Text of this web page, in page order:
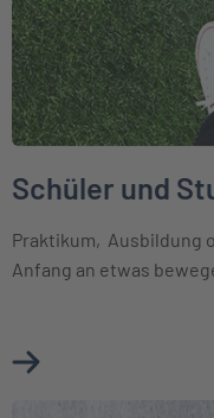
Schüler und
Praktikum, Ausbildung
Anfang an etwas
Mehr über Schüler